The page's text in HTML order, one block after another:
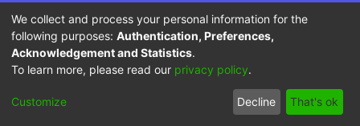
La Universidad Icesi es una Institución de Educación
Superior que se encuentra sujeta a inspección y vigilancia
por parte del Ministerio de Educación Nacional.
Cookie
End User
Agreement
Send
Feedback
We collect and process your personal information for the
following purposes: Authentication, Preferences,
Acknowledgement and Statistics.
To learn more, please read our privacy policy.
Customize Decline That's ok